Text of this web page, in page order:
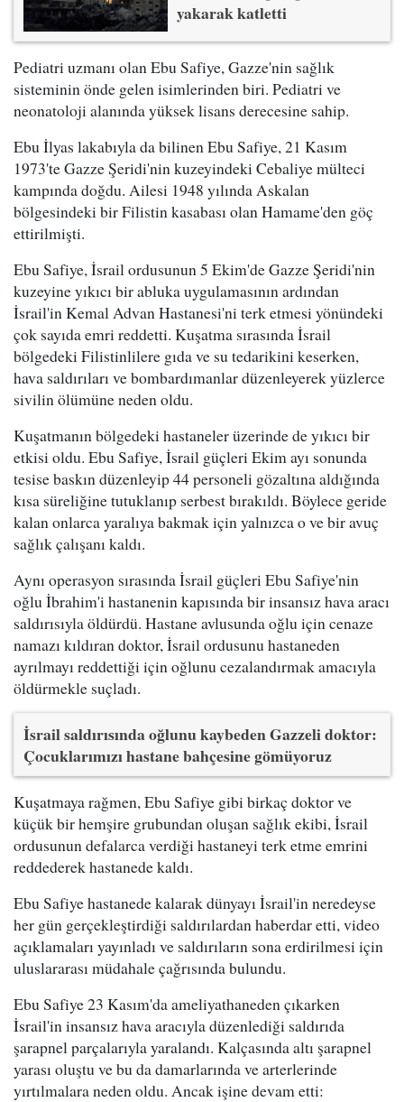
yakarak katletti
Pediatri uzmanı olan Ebu Safiye, Gazze'nin sağlık
sisteminin önde gelen isimlerinden biri. Pediatri ve
neonatoloji alanında yüksek lisans derecesine sahip.
Ebu İlyas lakabıyla da bilinen Ebu Safiye, 21 Kasım
1973'te Gazze Şeridi'nin kuzeyindeki Cebaliye mülteci
kampında doğdu. Ailesi 1948 yılında Askalan
bölgesindeki bir Filistin kasabası olan Hamame'den göç
ettirilmişti.
Ebu Safiye, İsrail ordusunun 5 Ekim'de Gazze Şeridi'nin
kuzeyine yıkıcı bir abluka uygulamasının ardından
İsrail'in Kemal Advan Hastanesi'ni terk etmesi yönündeki
çok sayıda emri reddetti. Kuşatma sırasında İsrail
bölgedeki Filistinlilere gıda ve su tedarikini keserken,
hava saldırıları ve bombardımanlar düzenleyerek yüzlerce
sivilin ölümüne neden oldu.
Kuşatmanın bölgedeki hastaneler üzerinde de yıkıcı bir
etkisi oldu. Ebu Safiye, İsrail güçleri Ekim ayı sonunda
tesise baskın düzenleyip 44 personeli gözaltına aldığında
kısa süreliğine tutuklanıp serbest bırakıldı. Böylece geride
kalan onlarca yaralıya bakmak için yalnızca o ve bir avuç
sağlık çalışanı kaldı.
Aynı operasyon sırasında İsrail güçleri Ebu Safiye'nin
oğlu İbrahim'i hastanenin kapısında bir insansız hava aracı
saldırısıyla öldürdü. Hastane avlusunda oğlu için cenaze
namazı kıldıran doktor, İsrail ordusunu hastaneden
ayrılmayı reddettiği için oğlunu cezalandırmak amacıyla
öldürmekle suçladı.
İsrail saldırısında oğlunu kaybeden Gazzeli doktor:
Çocuklarımızı hastane bahçesine gömüyoruz
Kuşatmaya rağmen, Ebu Safiye gibi birkaç doktor ve
küçük bir hemşire grubundan oluşan sağlık ekibi, İsrail
ordusunun defalarca verdiği hastaneyi terk etme emrini
reddederek hastanede kaldı.
Ebu Safiye hastanede kalarak dünyayı İsrail'in neredeyse
her gün gerçekleştirdiği saldırılardan haberdar etti, video
açıklamaları yayınladı ve saldırıların sona erdirilmesi için
uluslararası müdahale çağrısında bulundu.
Ebu Safiye 23 Kasım'da ameliyathaneden çıkarken
İsrail'in insansız hava aracıyla düzenlediği saldırıda
şarapnel parçalarıyla yaralandı. Kalçasında altı şarapnel
yarası oluştu ve bu da damarlarında ve arterlerinde
yırtılmalara neden oldu. Ancak işine devam etti: